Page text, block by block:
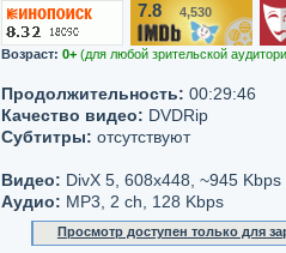
7.8/10 4,530
Возраст: 0+(для любой зрительской
Продолжительность: 00:29:46
Качество видео: DVDRip
Субтитры: отсутствуют
Видео: DivX 5, 608x448, ~945 Kbps
Аудио: MP3, 2 ch, 128 Kbps
Просмотр доступен только для